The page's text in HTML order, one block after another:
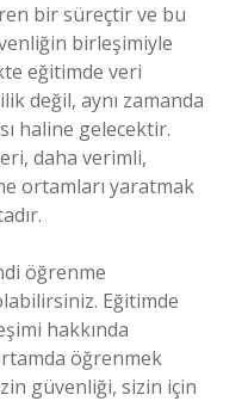
bir süreçtir ve bu
birleşimiyle
eğitimde veri
değil, aynı zamanda
haline gelecektir.
daha verimli,
ortamları yaratmak
öğrenme
Eğitimde
hakkında
öğrenmek
güvenliği, sizin için